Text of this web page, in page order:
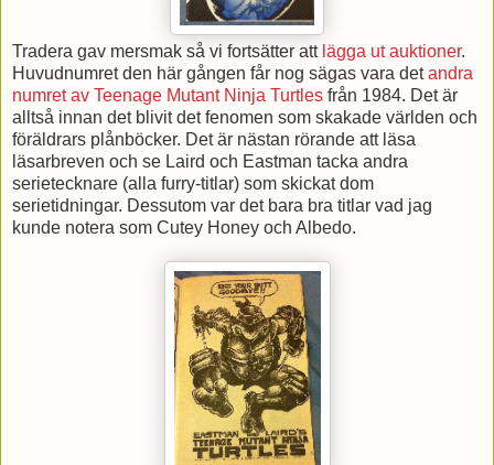
Tradera gav mersmak så vi fortsätter att lägga ut auktioner.
Huvudnumret den här gången får nog sägas vara detandra
numret av Teenage Mutant Ninja Turtles från 1984. Det är
alltså innan det blivit det fenomen som skakade världen och
föräldrars plånböcker. Det är nästan rörande att läsa
läsarbreven och se Laird och Eastman tacka andra
serietecknare (alla furry-titlar) som skickat dom
serietidningar. Dessutom var det bara bra titlar vad jag
kunde notera som Cutey Honey och Albedo.